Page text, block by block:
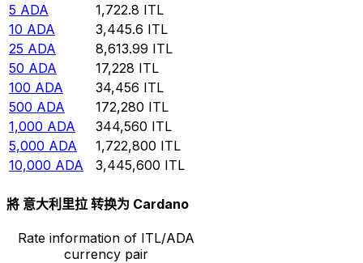
5 ADA 1,722.8 ITL
10 ADA 3,445.6 ITL
25 ADA 8,613.99 ITL
50 ADA 17,228 ITL
100 ADA 34,456 ITL
500 ADA 172,280 ITL
1,000 ADA 344,560 ITL
5,000 ADA 1,722,800 ITL
10,000 ADA 3,445,600 ITL
將 意大利里拉 转换为 Cardano
Rate information of ITL/ADA
currency pair